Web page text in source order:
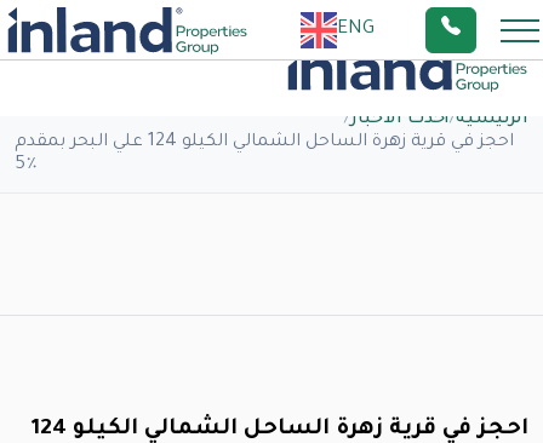
ENG
الرئيسية/أحدث الاخبار/
احجز في قرية زهرة الساحل الشمالي الكيلو 124 علي البحر بمقدم
٪5
احجز في قرية زهرة الساحل الشمالي الكيلو 124